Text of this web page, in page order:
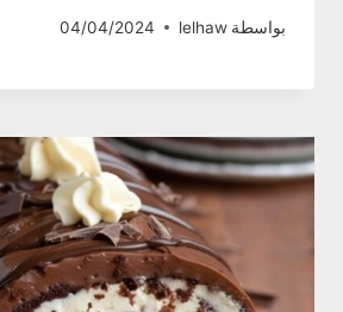
بواسطة lelhaw
04/04/2024